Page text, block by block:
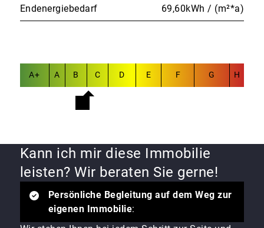
Endenergiebedarf 69,60kWh / (m²*a)
A+ A B C D E F G H
Kann ich mir diese Immobilie
leisten? Wir beraten Sie gerne!
Persönliche Begleitung auf dem Weg zur
eigenen Immobilie: